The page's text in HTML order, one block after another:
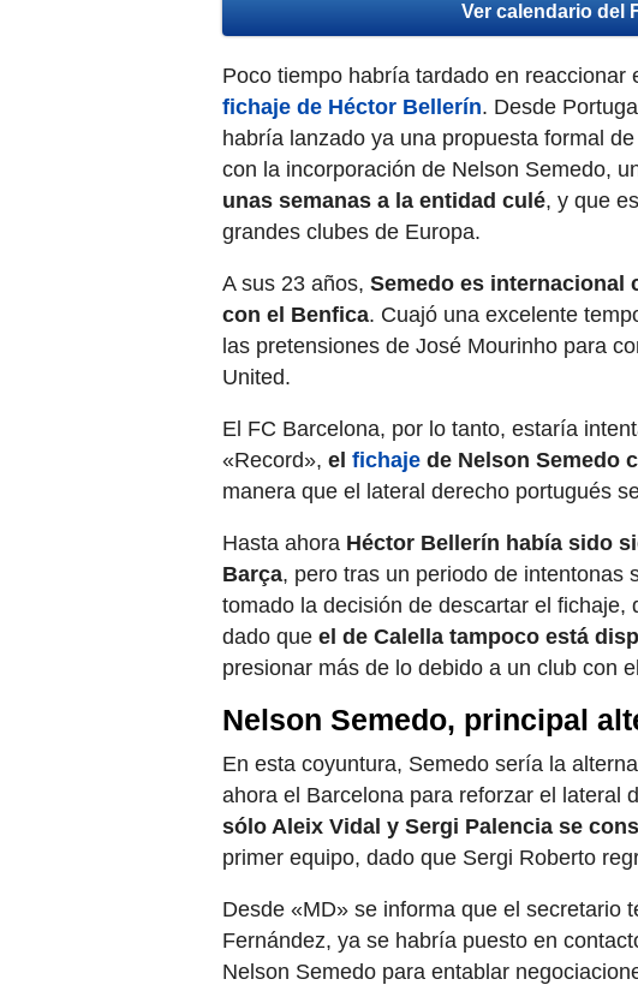
Ver calendario del
Poco tiempo habría tardado en reaccionar
fichaje de Héctor Bellerín. Desde
habría lanzado ya una propuesta formal
con la incorporación de Nelson Semedo,
unas semanas a la entidad culé, y que
grandes clubes de Europa.
A sus 23 años, Semedo es
con el Benfica. Cuajó una excelente
las pretensiones de José Mourinho para
United.
El FC Barcelona, por lo tanto, estaría
«Record», el fichaje de Nelson Semedo
manera que el lateral derecho portugués
Hasta ahora Héctor Bellerín había sido
Barça, pero tras un periodo de intentonas
tomado la decisión de descartar el
dado que el de Calella tampoco está
presionar más de lo debido a un club con
Nelson Semedo, principal
En esta coyuntura, Semedo sería la
ahora el Barcelona para reforzar el lateral
sólo Aleix Vidal y Sergi Palencia se
primer equipo, dado que Sergi Roberto
Desde «MD» se informa que el secretario
Fernández, ya se habría puesto en
Nelson Semedo para entablar